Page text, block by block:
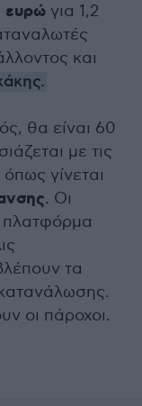
ευρώ για 1,2
και
θα είναι 60
με τις
γίνεται
. Οι
πλατφόρμα
τα
οι πάροχοι.